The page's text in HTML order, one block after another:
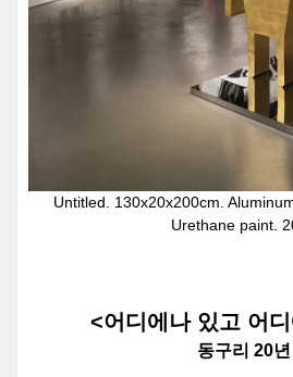
Untitled. 130x20x200cm.
Urethane paint.
<어디에나 있고 어
동구리 20년